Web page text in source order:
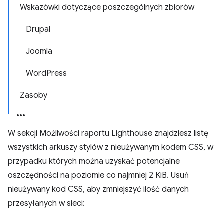
Wskazówki dotyczące poszczególnych zbiorów
Drupal
Joomla
WordPress
Zasoby
W sekcji Możliwości raportu Lighthouse znajdziesz listę
wszystkich arkuszy stylów z nieużywanym kodem CSS, w
przypadku których można uzyskać potencjalne
oszczędności na poziomie co najmniej 2 KiB. Usuń
nieużywany kod CSS, aby zmniejszyć ilość danych
przesyłanych w sieci: